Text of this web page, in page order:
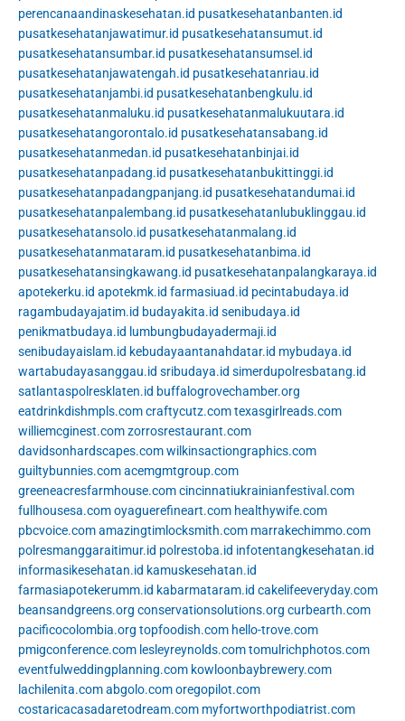
perencanaandinaskesehatan.id pusatkesehatanbanten.id
pusatkesehatanjawatimur.id pusatkesehatansumut.id
pusatkesehatansumbar.id pusatkesehatansumsel.id
pusatkesehatanjawatengah.id pusatkesehatanriau.id
pusatkesehatanjambi.id pusatkesehatanbengkulu.id
pusatkesehatanmaluku.id pusatkesehatanmalukuutara.id
pusatkesehatangorontalo.id pusatkesehatansabang.id
pusatkesehatanmedan.id pusatkesehatanbinjai.id
pusatkesehatanpadang.id pusatkesehatanbukittinggi.id
pusatkesehatanpadangpanjang.id pusatkesehatandumai.id
pusatkesehatanpalembang.id pusatkesehatanlubuklinggau.id
pusatkesehatansolo.id pusatkesehatanmalang.id
pusatkesehatanmataram.id pusatkesehatanbima.id
pusatkesehatansingkawang.id pusatkesehatanpalangkaraya.id
apotekerku.id apotekmk.id farmasiuad.id pecintabudaya.id
ragambudayajatim.id budayakita.id senibudaya.id
penikmatbudaya.id lumbungbudayadermaji.id
senibudayaislam.id kebudayaantanahdatar.id mybudaya.id
wartabudayasanggau.id sribudaya.id simerdupolresbatang.id
satlantaspolresklaten.id buffalogrovechamber.org
eatdrinkdishmpls.comcraftycutz.comtexasgirlreads.com
williemcginest.comzorrosrestaurant.com
davidsonhardscapes.comwilkinsactiongraphics.com
guiltybunnies.comacemgmtgroup.com
greeneacresfarmhouse.comcincinnatiukrainianfestival.com
fullhousesa.comoyaguerefineart.com healthywife.com
pbcvoice.comamazingtimlocksmith.com marrakechimmo.com
polresmanggaraitimur.id polrestoba.id infotentangkesehatan.id
informasikesehatan.id kamuskesehatan.id
farmasiapotekerumm.id kabarmataram.id cakelifeeveryday.com
beansandgreens.org conservationsolutions.org curbearth.com
pacificocolombia.org topfoodish.com hello-trove.com
pmigconference.com lesleyreynolds.comtomulrichphotos.com
eventfulweddingplanning.com kowloonbaybrewery.com
lachilenita.comabgolo.comoregopilot.com
costaricacasadaretodream.com myfortworthpodiatrist.com